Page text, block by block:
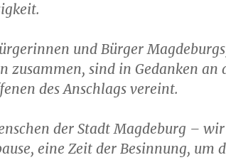
und Bürger
zusammen, sind in Gedanken an
des Anschlags vereint.
der Stadt Magdeburg –
eine Zeit der Besinnung, um